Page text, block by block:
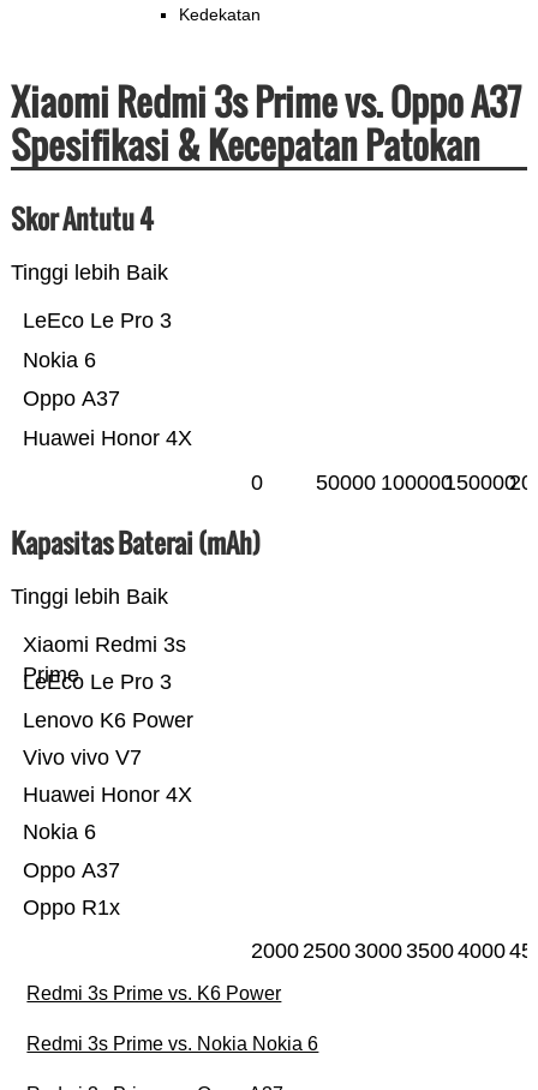
Kedekatan
Xiaomi Redmi 3s Prime vs. Oppo A37
Spesifikasi & Kecepatan Patokan
Skor Antutu 4
Tinggi lebih Baik
Huawei Honor 4X
Oppo A37
Nokia 6
LeEco Le Pro 3
0 50000 100000150000
Kapasitas Baterai (mAh)
Tinggi lebih Baik
Oppo R1x
Oppo A37
Nokia 6
Huawei Honor 4X
Vivo vivo V7
Lenovo K6 Power
LeEco Le Pro 3
Xiaomi Redmi 3s
Prime
20002500300035004000
Redmi 3s Prime vs. K6 Power
Redmi 3s Prime vs. Nokia Nokia 6